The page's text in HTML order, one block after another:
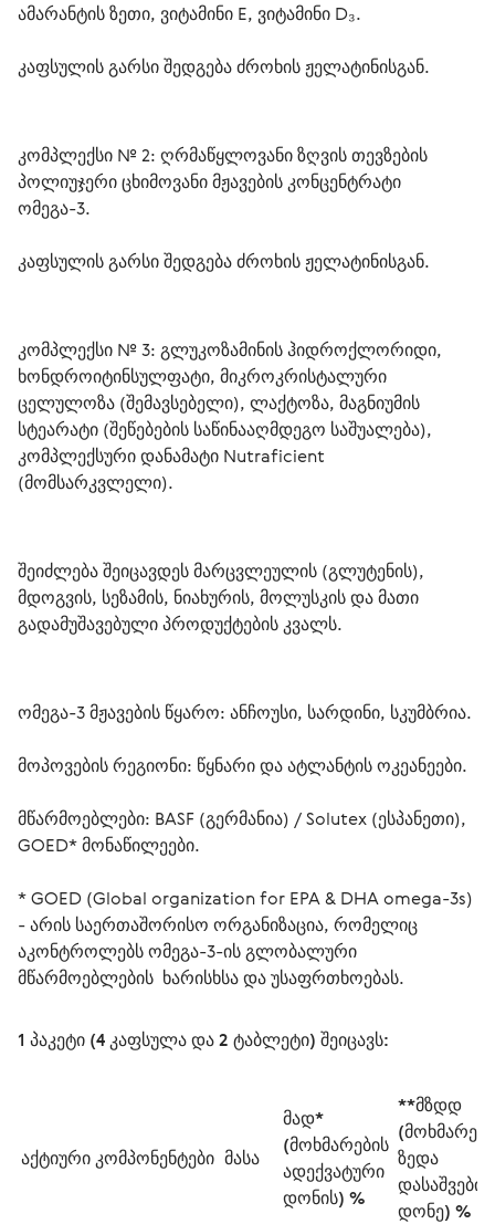
ამარანტის ზეთი, ვიტამინი E, ვიტამინი D₃.
კაფსულის გარსი შედგება ძროხის ჟელატინისგან.
კომპლექსი № 2: ღრმაწყლოვანი ზღვის თევზების
პოლიუჯერი ცხიმოვანი მჟავების კონცენტრატი
ომეგა-3.
კაფსულის გარსი შედგება ძროხის ჟელატინისგან.
კომპლექსი № 3: გლუკოზამინის ჰიდროქლორიდი,
ხონდროიტინსულფატი, მიკროკრისტალური
ცელულოზა (შემავსებელი), ლაქტოზა, მაგნიუმის
სტეარატი (შეწებების საწინააღმდეგო საშუალება),
კომპლექსური დანამატი Nutraficient
(მომსარკვლელი).
შეიძლება შეიცავდეს მარცვლეულის (გლუტენის),
მდოგვის, სეზამის, ნიახურის, მოლუსკის და მათი
გადამუშავებული პროდუქტების კვალს.
ომეგა-3 მჟავების წყარო: ანჩოუსი, სარდინი, სკუმბრია.
მოპოვების რეგიონი: წყნარი და ატლანტის ოკეანეები.
მწარმოებლები: BASF (გერმანია) / Solutex (ესპანეთი),
GOED* მონაწილეები.
* GOED (Global organization for EPA & DHA omega-3s)
- არის საერთაშორისო ორგანიზაცია, რომელიც
აკონტროლებს ომეგა-3-ის გლობალური
მწარმოებლების  ხარისხსა და უსაფრთხოებას.
1 პაკეტი (4 კაფსულა და 2 ტაბლეტი) შეიცავს:
აქტიური კომპონენტები მასა
მად*
(მოხმარების
ადექვატური
დონის) %
**მზდდ
ზედა
დასაშვები
დონე) %